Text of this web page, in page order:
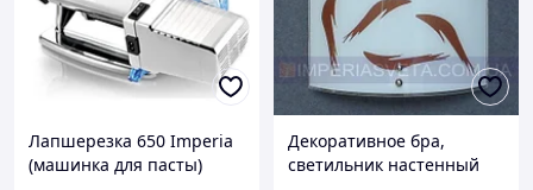
Лапшерезка 650 Imperia
(машинка для пасты)
Декоративное бра,
светильник настенный